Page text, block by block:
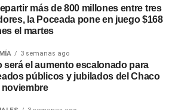
más de 800 millones entre tres
la Poceada pone en juego $168
el martes
3 semanas ago
será el aumento escalonado para
públicos y jubilados del Chaco
noviembre